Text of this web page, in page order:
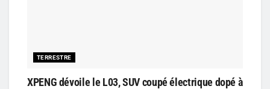
TERRESTRE
XPENG dévoile le L03, SUV coupé électrique dopé à